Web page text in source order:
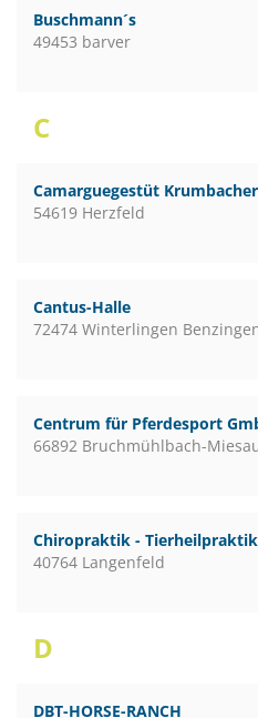
Buschmann´s
49453 barver
C
Camarguegestüt
54619 Herzfeld
Cantus-Halle
72474 Winterlingen
Centrum für Pferdesport
66892 Bruchmühlbach-
Chiropraktik -
40764 Langenfeld
D
DBT-HORSE-RANCH